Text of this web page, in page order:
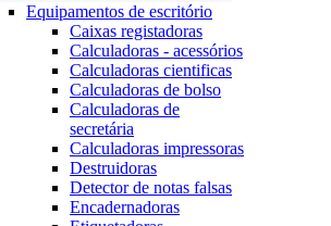
Equipamentos de escritório
Caixas registadoras
Calculadoras - acessórios
Calculadoras cientificas
Calculadoras de bolso
Calculadoras de
secretária
Calculadoras impressoras
Destruidoras
Detector de notas falsas
Encadernadoras